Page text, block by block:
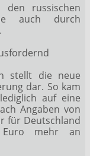
russischen
auch durch
stellt die neue
dar. So kam
auf eine
Angaben von
für Deutschland
mehr an